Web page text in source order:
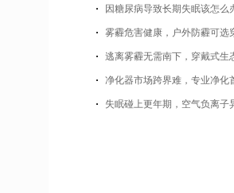
因糖尿病导致长期失眠该怎么
雾霾危害健康，户外防霾可选
逃离雾霾无需南下，穿戴式生
净化器市场跨界难，专业净化
失眠碰上更年期，空气负离子